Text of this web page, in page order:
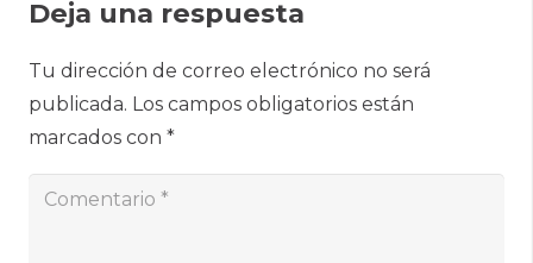
Deja una respuesta
Tu dirección de correo electrónico no será
publicada. Los campos obligatorios están
marcados con *